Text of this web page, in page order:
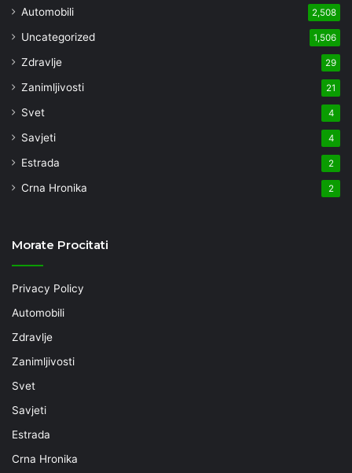
Automobili 2,508
Uncategorized 1,506
Zdravlje 29
Zanimljivosti 21
Svet 4
Savjeti 4
Estrada 2
Crna Hronika 2
Morate Procitati
Privacy Policy
Automobili
Zdravlje
Zanimljivosti
Svet
Savjeti
Estrada
Crna Hronika